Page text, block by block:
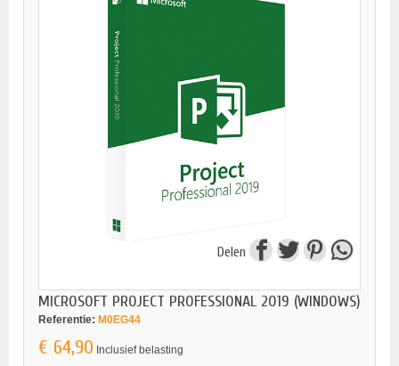
Delen
MICROSOFT PROJECT PROFESSIONAL 2019 (WINDOWS)
Referentie: M0EG44
€ 64,90 Inclusief belasting